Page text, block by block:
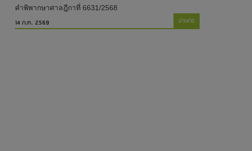
คำพิพากษาศาลฎีกาที่ 6631/2568
14 ก.ค. 2569 อ่านต่อ